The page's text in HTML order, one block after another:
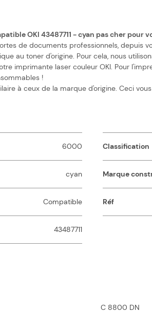
OKI 43487711 - cyan pas cher pour
de documents professionnels, depuis
au toner d'origine. Pour cela, nous
imprimante laser couleur OKI. Pour
!
à ceux de la marque d'origine. Ceci
6000 Classification
cyan Marque
Compatible Réf
43487711
C 8800 DN